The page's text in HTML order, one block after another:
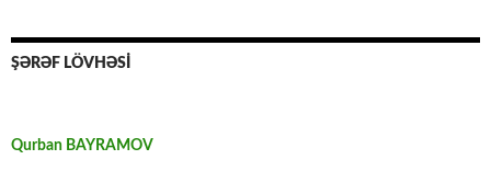
ŞƏRƏF LÖVHƏSİ
Qurban BAYRAMOV